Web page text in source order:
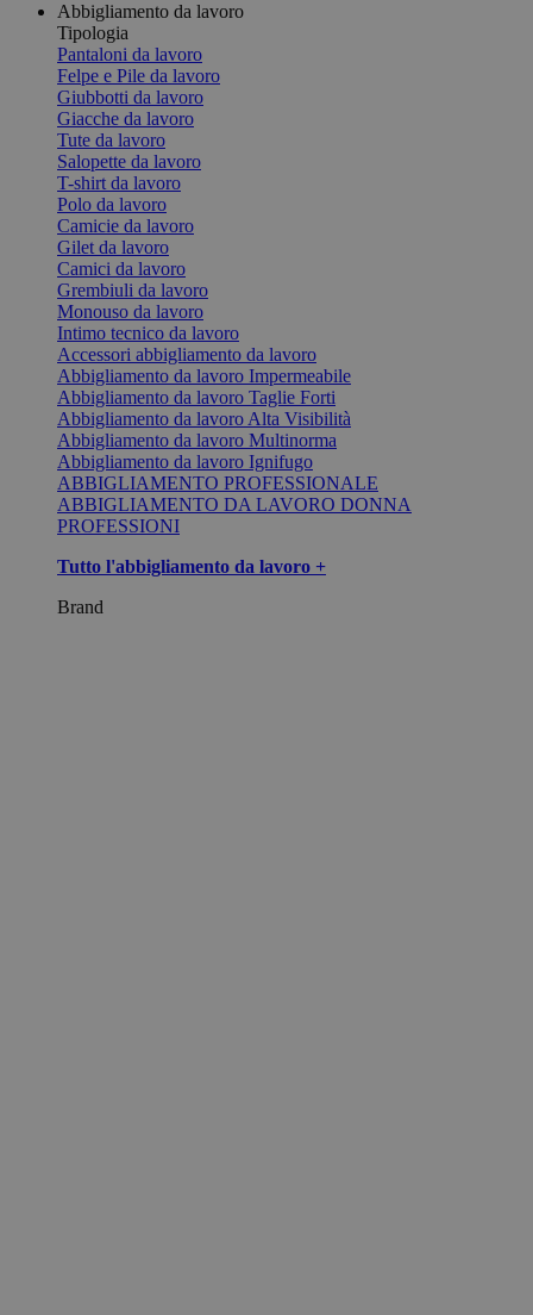
Abbigliamento da lavoro
Tipologia
Pantaloni da lavoro
Felpe e Pile da lavoro
Giubbotti da lavoro
Giacche da lavoro
Tute da lavoro
Salopette da lavoro
T-shirt da lavoro
Polo da lavoro
Camicie da lavoro
Gilet da lavoro
Camici da lavoro
Grembiuli da lavoro
Monouso da lavoro
Intimo tecnico da lavoro
Accessori abbigliamento da lavoro
Abbigliamento da lavoro Impermeabile
Abbigliamento da lavoro Taglie Forti
Abbigliamento da lavoro Alta Visibilità
Abbigliamento da lavoro Multinorma
Abbigliamento da lavoro Ignifugo
ABBIGLIAMENTO PROFESSIONALE
ABBIGLIAMENTO DA LAVORO DONNA
PROFESSIONI
Tutto l'abbigliamento da lavoro +
Brand